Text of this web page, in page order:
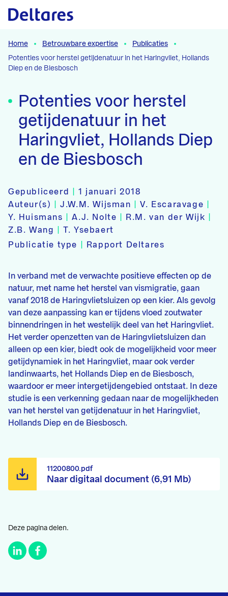
Naar hoofdcontent
Home Betrouwbare expertise
Publicaties
Potenties voor herstel getijdenatuur in het Haringvliet, Hollands
Diep en de Biesbosch
Potenties voor herstel
getijdenatuur in het
Haringvliet, Hollands Diep
en de Biesbosch
Gepubliceerd |1 januari 2018
Auteur(s)
|J.W.M. Wijsman |V. Escaravage
Y. Huismans
|A.J. Nolte R.M. van der Wijk
Z.B. Wang
|T. Ysebaert
Publicatie type
Rapport Deltares
In verband met de verwachte positieve effecten op de
natuur, met name het herstel van vismigratie, gaan
vanaf 2018 de Haringvlietsluizen op een kier. Als gevolg
van deze aanpassing kan er tijdens vloed zoutwater
binnendringen in het westelijk deel van het Haringvliet.
Het verder openzetten van de Haringvlietsluizen dan
alleen op een kier, biedt ook de mogelijkheid voor meer
getijdynamiek in het Haringvliet, maar ook verder
landinwaarts, het Hollands Diep en de Biesbosch,
waardoor er meer intergetijdengebied ontstaat. In deze
studie is een verkenning gedaan naar de mogelijkheden
van het herstel van getijdenatuur in het Haringvliet,
Hollands Diep en de Biesbosch.
Naar digitaal document (6,91 Mb)
11200800.pdf
Deze pagina delen.